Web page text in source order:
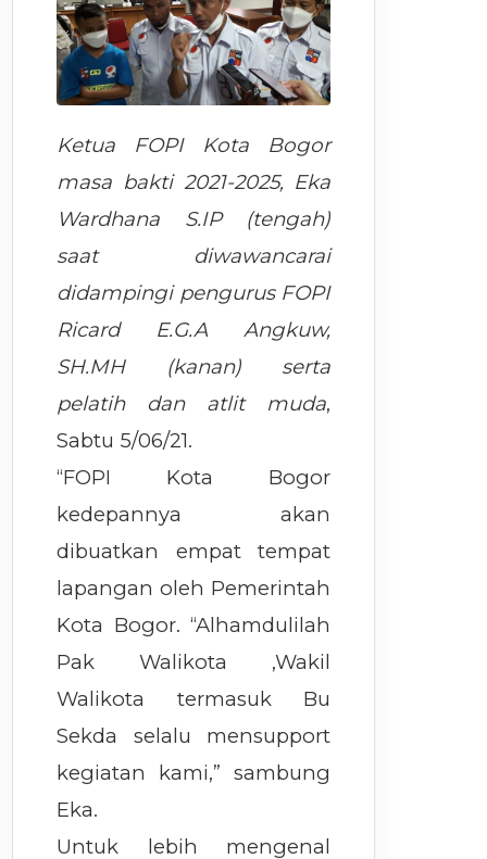
Ketua FOPI Kota Bogor
masa bakti 2021-2025, Eka
Wardhana S.IP (tengah)
saat diwawancarai
didampingi pengurus FOPI
Ricard E.G.A Angkuw,
SH.MH (kanan) serta
pelatih dan atlit muda,
Sabtu 5/06/21.
“FOPI Kota Bogor
kedepannya akan
dibuatkan empat tempat
lapangan oleh Pemerintah
Kota Bogor. “Alhamdulilah
Pak Walikota ,Wakil
Walikota termasuk Bu
Sekda selalu mensupport
kegiatan kami,” sambung
Eka.
Untuk lebih mengenal